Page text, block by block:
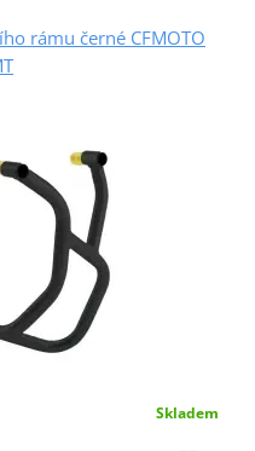
rámu černé CFMOTO
Skladem